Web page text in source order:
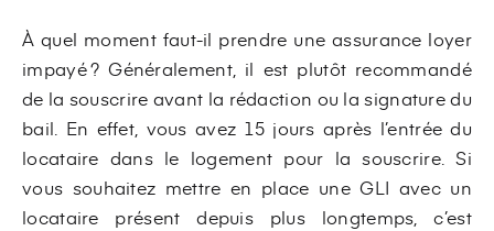
À quel moment faut-il prendre une assurance loyer
impayé ? Généralement, il est plutôt recommandé
de la souscrire avant la rédaction ou la signature du
bail. En effet, vous avez 15 jours après l’entrée du
locataire dans le logement pour la souscrire. Si
vous souhaitez mettre en place une GLI avec un
locataire présent depuis plus longtemps, c’est